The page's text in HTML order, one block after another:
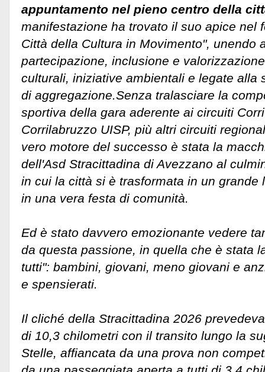
appuntamento nel pieno centro della
manifestazione ha trovato il suo apice nel
Città della Cultura in Movimento", unendo
partecipazione, inclusione e
culturali, iniziative ambientali e legate alla
di aggregazione.Senza tralasciare la
sportiva della gara aderente ai circuiti
Corrilabruzzo UISP, più altri circuiti
vero motore del successo è stata la
dell'Asd Stracittadina di Avezzano al
in cui la città si è trasformata in un grande
in una vera festa di comunità.
Ed è stato davvero emozionante vedere
da questa passione, in quella che è stata
tutti": bambini, giovani, meno giovani e
e spensierati.
Il cliché della Stracittadina 2026
di 10,3 chilometri con il transito lungo la
Stelle, affiancata da una prova non